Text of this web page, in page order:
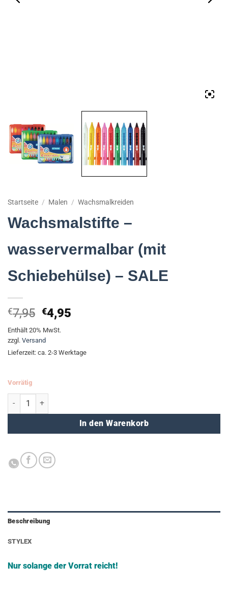
Startseite / Malen / Wachsmalkreiden
Wachsmalstifte –
wasservermalbar (mit
Schiebehülse) – SALE
€7,95 Ursprünglicher
Preis
war:
€7,95
€4,95
€4,95.
Enthält 20% MwSt.
zzgl. Versand
Lieferzeit: ca. 2-3 Werktage
Vorrätig
Wachsmalstifte - wasservermalbar (mit Schiebehülse) - SALE Menge
In den Warenkorb
Beschreibung
STYLEX
Nur solange der Vorrat reicht!